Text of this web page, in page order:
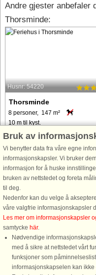
Andre gjester anbefaler
Thorsminde:
Husnr: 54220
Thorsminde
8 personer, 147 m²
10 m til kyst.
Dette charmerende feriehus med
udendørs spabad tilbyder et
tilflugtssted i den lille landsby
Thorsminde, med en unik og
betagende udsigt over Nissum
Bygget i 1977 og delvist
fra 7.932 NOK
Bruk av
Vi benytter data fra våre egne
informasjonskapsler. Vi bruker
informasjon for å huske
bruken av nettstedet og foreta
til deg.
Nedenfor kan du velge å
våre valgfrie informasjonskapsler
Les mer om informasjonskapsler
samtycke här.
Nødvendige
med å sikre at nettstedet vårt
funksjoner som
informasjonskapselen kan ikke